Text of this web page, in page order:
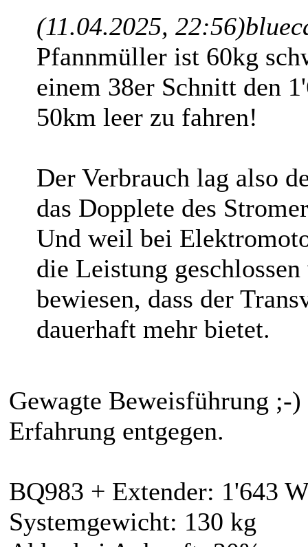
(11.04.2025, 22:56)
Pfannmüller ist 60kg
einem 38er Schnitt den
50km leer zu fahren!
Der Verbrauch lag also
das Dopplete des
Und weil bei
die Leistung
bewiesen, dass der
dauerhaft mehr bietet.
Gewagte Beweisführung ;-
Erfahrung entgegen.
BQ983 + Extender: 1'643
Systemgewicht: 130 kg